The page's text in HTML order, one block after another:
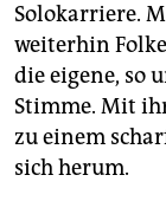
Solokarriere.
weiterhin
die eigene, so
Stimme. Mit
zu einem
sich herum.